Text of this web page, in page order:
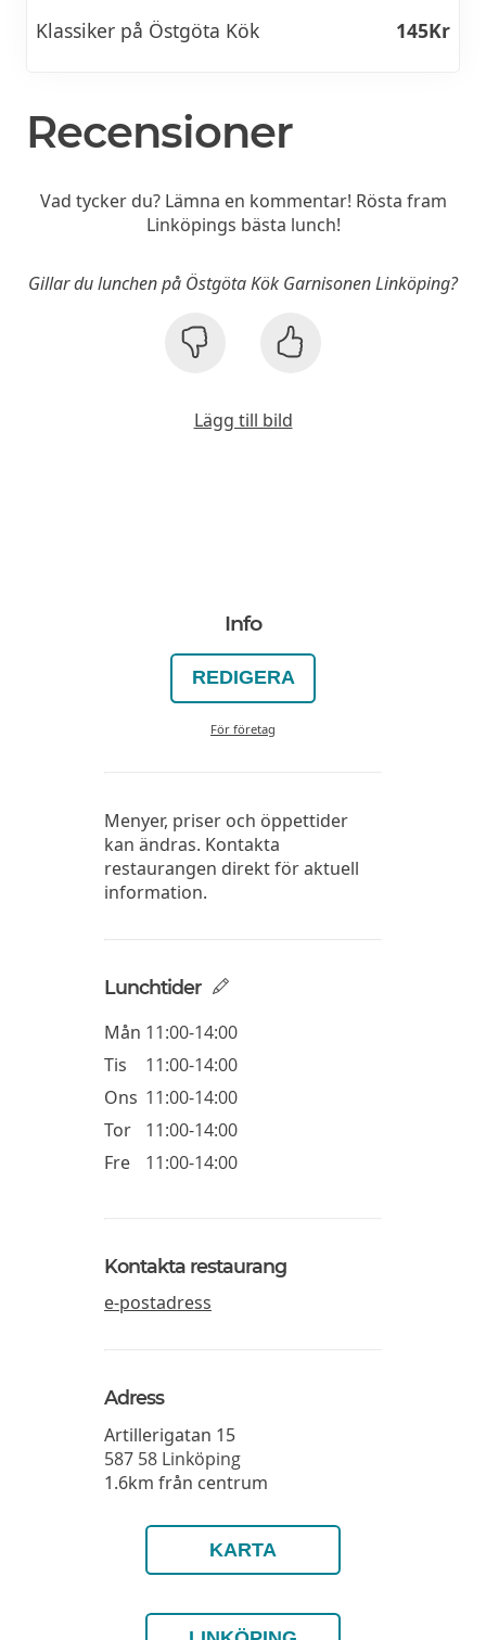
Klassiker på Östgöta Kök
145Kr
Recensioner
Vad tycker du? Lämna en kommentar! Rösta fram
Linköpings bästa lunch!
Gillar du lunchen på Östgöta Kök Garnisonen Linköping?
Lägg till bild
Info
REDIGERA
För företag
Menyer, priser och öppettider
kan ändras. Kontakta
restaurangen direkt för aktuell
information.
Lunchtider
Mån 11:00-14:00
Tis
11:00-14:00
Ons 11:00-14:00
Tor
11:00-14:00
Fre
11:00-14:00
Kontakta restaurang
e-postadress
Adress
Artillerigatan 15
587 58 Linköping
1.6km från centrum
KARTA